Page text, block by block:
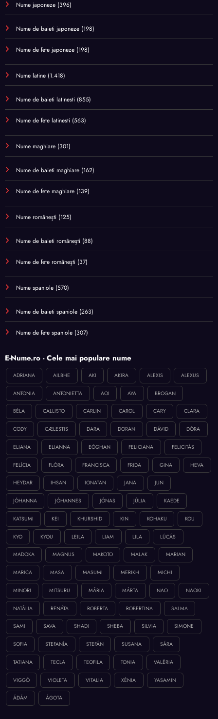
Nume japoneze (396)
Nume de baieti japoneze (198)
Nume de fete japoneze (198)
Nume latine (1.418)
Nume de baieti latinesti (855)
Nume de fete latinesti (563)
Nume maghiare (301)
Nume de baieti maghiare (162)
Nume de fete maghiare (139)
Nume românești (125)
Nume de baieti românești (88)
Nume de fete românești (37)
Nume spaniole (570)
Nume de baieti spaniole (263)
Nume de fete spaniole (307)
E-Nume.ro - Cele mai populare nume
ADRIANA AILBHE AKI AKIRA ALEXIS ALEXUS
ANTONIA ANTONIETTA AOI AYA BROGAN
BÉLA CALLISTO CARLIN CAROL CARY CLARA
CODY CÆLESTIS DARA DORAN DÁVID DÓRA
ELIANA ELIANNA EÓGHAN FELICIANA FELICITÁS
FELÍCIA FLÓRA FRANCISCA FRIDA GINA HEVA
HEYDAR IHSAN IONATAN JANA JUN
JÓHANNA JÓHANNES JÓNAS JÚLIA KAEDE
KATSUMI KEI KHURSHID KIN KOHAKU KOU
KYO KYOU LEILA LIAM LILA LÚCÁS
MADOKA MAGNUS MAKOTO MALAK MARIAN
MARICA MASA MASUMI MERIKH MICHI
MINORI MITSURU MÁRIA MÁRTA NAO NAOKI
NATÁLIA RENÁTA ROBERTA ROBERTINA SALMA
SAMI SAVA SHADI SHEBA SILVIA SIMONE
SOFIA STEFANÍA STEFÁN SUSANA SÁRA
TATIANA TECLA TEOFILA TONIA VALÉRIA
VIGGÓ VIOLETA VITALIA XÉNIA YASAMIN
ÁDÁM ÁGOTA